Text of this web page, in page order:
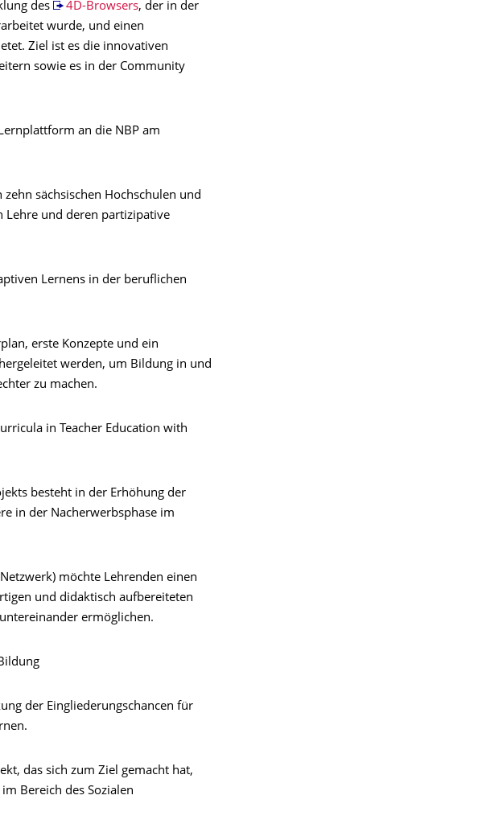
des 4D-Browsers, der in der
wurde, und einen
Ziel ist es die innovativen
sowie es in der Community
an die NBP am
sächsischen Hochschulen und
Lehre und deren partizipative
Lernens in der beruflichen
erste Konzepte und ein
werden, um Bildung in und
zu machen.
in Teacher Education with
besteht in der Erhöhung der
in der Nacherwerbsphase im
möchte Lehrenden einen
und didaktisch aufbereiteten
ermöglichen.
der Eingliederungschancen für
das sich zum Ziel gemacht hat,
Bereich des Sozialen